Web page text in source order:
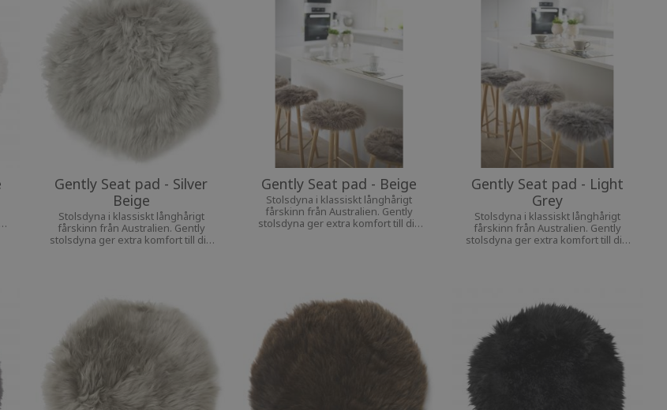
Gently Seat pad - Silver
Beige
Stolsdyna i klassiskt långhårigt
fårskinn från Australien. Gently
stolsdyna ger extra komfort till din
Gently Seat pad - Beige
Stolsdyna i klassiskt långhårigt
fårskinn från Australien. Gently
stolsdyna ger extra komfort till din
Gently Seat pad - Light
Grey
Stolsdyna i klassiskt långhårigt
fårskinn från Australien. Gently
stolsdyna ger extra komfort till din